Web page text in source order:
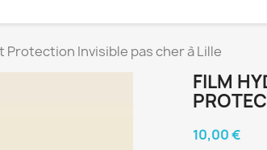
Protection Invisible pas cher à Lille
FILM
10,00 €